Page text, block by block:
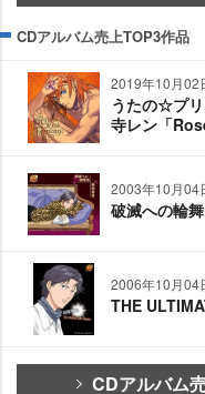
CDアルバム売上TOP3作品
2019年10月02
うたの☆プ
寺レン「
2003年10月04
破滅への輪
2006年10月04
THE
CDアルバム